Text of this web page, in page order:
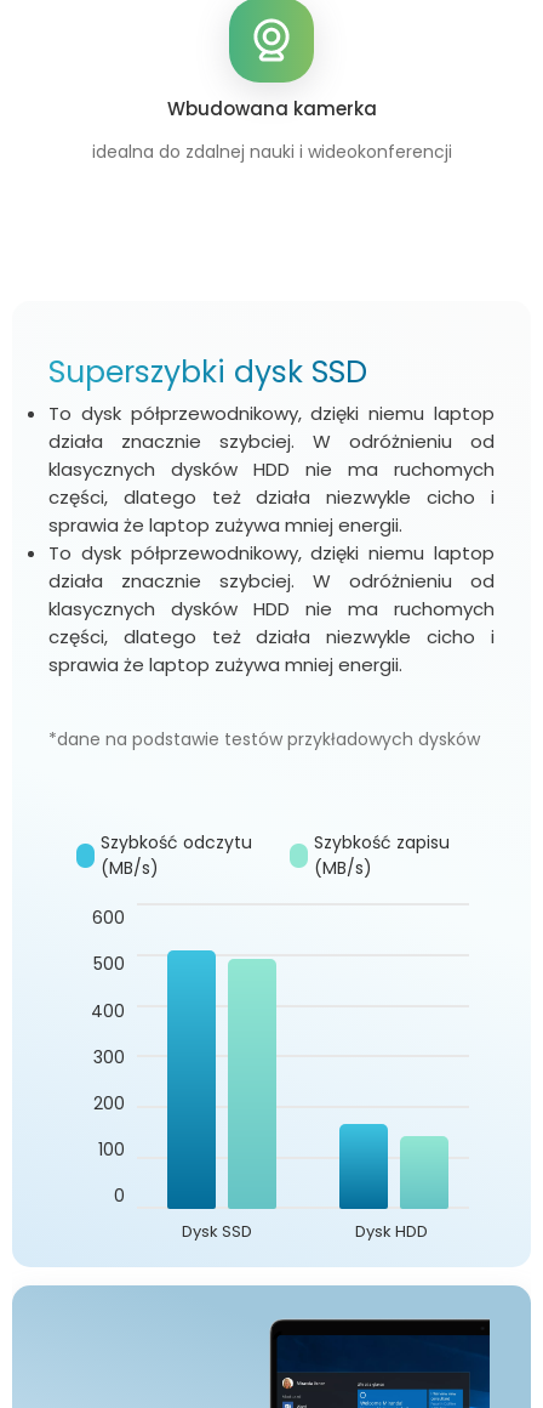
Wbudowana kamerka
idealna do zdalnej nauki i wideokonferencji
Superszybki dysk SSD
To dysk półprzewodnikowy, dzięki niemu laptop
działa znacznie szybciej. W odróżnieniu od
klasycznych dysków HDD nie ma ruchomych
części, dlatego też działa niezwykle cicho i
sprawia że laptop zużywa mniej energii.
To dysk półprzewodnikowy, dzięki niemu laptop
działa znacznie szybciej. W odróżnieniu od
klasycznych dysków HDD nie ma ruchomych
części, dlatego też działa niezwykle cicho i
sprawia że laptop zużywa mniej energii.
*dane na podstawie testów przykładowych dysków
Szybkość odczytu
(MB/s)
Szybkość zapisu
(MB/s)
600
500
400
300
200
100
0
Dysk SSD Dysk HDD